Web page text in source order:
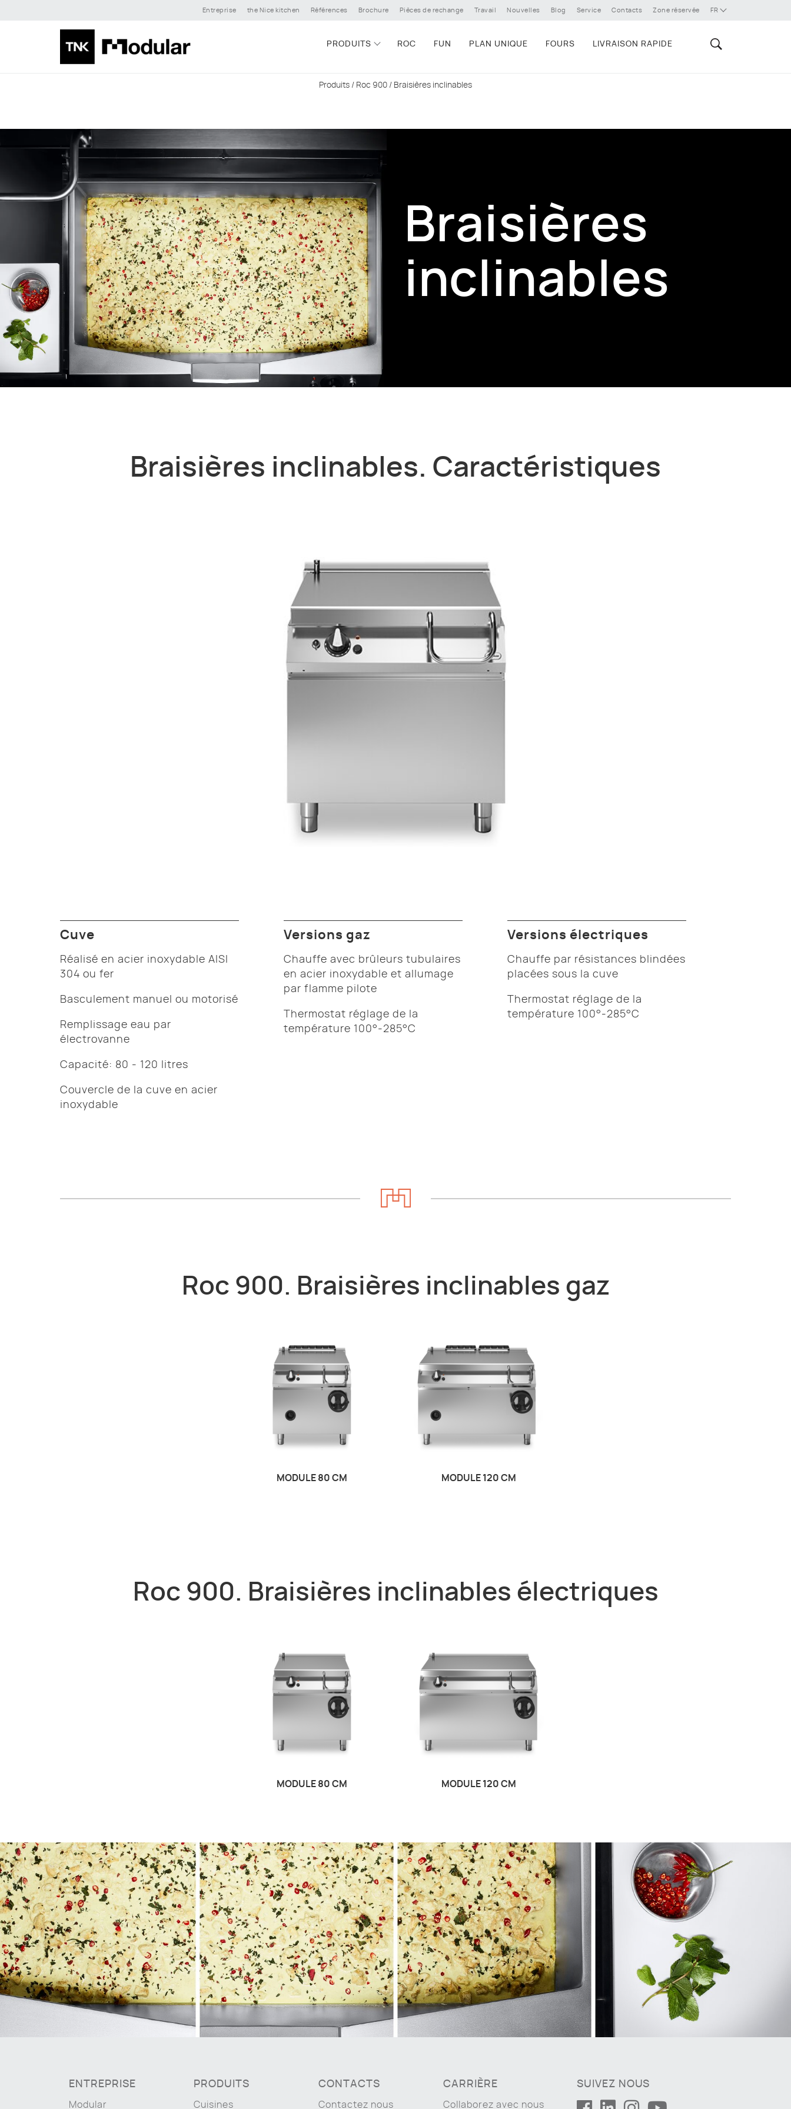
Entreprise the Nice kitchen Références Brochure Pièces de rechange Travail Nouvelles Blog Service Contacts Zone réservée FR
PRODUITS ROC FUN PLAN UNIQUE FOURS LIVRAISON RAPIDE
Produits / Roc 900 / Braisières inclinables
Braisières
inclinables
Braisières inclinables. Caractéristiques
Cuve
Réalisé en acier inoxydable AISI
304 ou fer
Basculement manuel ou motorisé
Remplissage eau par
électrovanne
Capacité: 80 - 120 litres
Couvercle de la cuve en acier
inoxydable
Versions gaz
Chauffe avec brûleurs tubulaires
en acier inoxydable et allumage
par flamme pilote
Thermostat réglage de la
température 100°-285°C
Versions électriques
Chauffe par résistances blindées
placées sous la cuve
Thermostat réglage de la
température 100°-285°C
Roc 900. Braisières inclinables gaz
MODULE 80 CM MODULE 120 CM
Roc 900. Braisières inclinables électriques
MODULE 80 CM MODULE 120 CM
ENTREPRISE
Modular
PRODUITS
Cuisines
CONTACTS
Contactez nous
CARRIÈRE
Collaborez avec nous
SUIVEZ NOUS